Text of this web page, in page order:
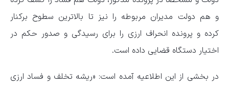
و هم دولت مدیران مربوطه را نیز تا بالاترین سطوح برکنار
کرده و پرونده انحراف ارزی را برای رسیدگی و صدور حکم در
اختیار دستگاه قضایی داده است.
در بخشی از این اطلاعیه آمده است: «ریشه تخلف و فساد ارزی